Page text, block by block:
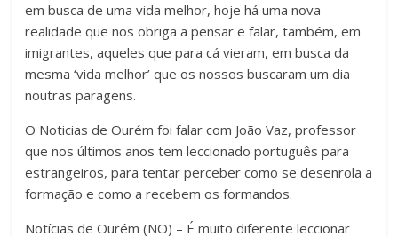
em busca de uma vida melhor, hoje há uma nova
realidade que nos obriga a pensar e falar, também, em
imigrantes, aqueles que para cá vieram, em busca da
mesma ‘vida melhor’ que os nossos buscaram um dia
noutras paragens.
O Noticias de Ourém foi falar com João Vaz, professor
que nos últimos anos tem leccionado português para
estrangeiros, para tentar perceber como se desenrola a
formação e como a recebem os formandos.
Notícias de Ourém (NO) – É muito diferente leccionar